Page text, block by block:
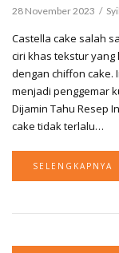
28 November 2023
Castella cake salah
ciri khas tekstur
dengan chiffon cake.
menjadi penggemar
Dijamin Tahu Resep
cake tidak terlalu…
SELENGKAPNYA